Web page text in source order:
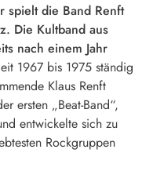
spielt die Band Renft
Die Kultband aus
nach einem Jahr
1967 bis 1975 ständig
Klaus Renft
ersten „Beat-Band“,
entwickelte sich zu
Rockgruppen